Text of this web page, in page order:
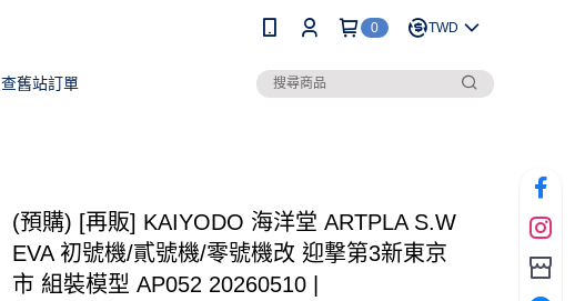
0 TWD
查舊站訂單
(預購) [再販] KAIYODO 海洋堂 ARTPLA S.W
EVA 初號機/貳號機/零號機改 迎撃第3新東京
市 組裝模型 AP052 20260510 |